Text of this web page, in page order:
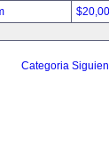
Categoria